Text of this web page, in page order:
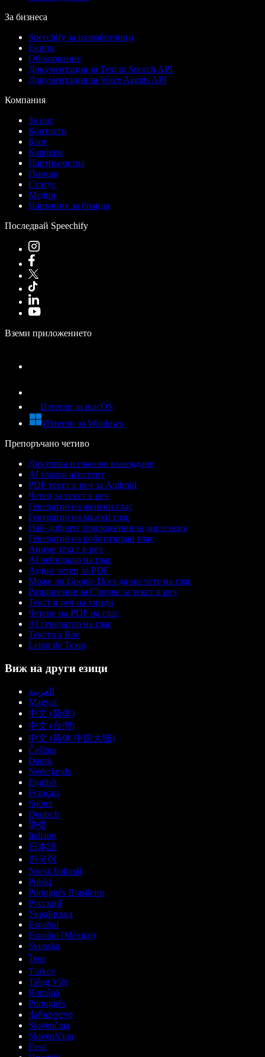
За бизнеса
Speechify за разработчици
Екипи
Образование
Документация за Text to Speech API
Документация за Voice Agents API
Компания
За нас
Контакти
Блог
Кариери
Партньорства
Помощ
Статус
Медии
Наръчник за бранда
Последвай Speechify
Вземи приложението
Изтегли за macOS
Изтегли за Windows
Препоръчано четиво
Диктовка и гласово въвеждане
AI гласов асистент
PDF текст в реч за Android
Четец за текст в реч
Генератор на женски глас
Генератор на мъжки глас
Най-добрите приложения за дислексия
Генератор на роботизиран глас
Аниме текст в реч
AI чейнджър на глас
Аудио четец за PDF
Може ли Google Docs да ми чете на глас
Разширение за Chrome за текст в реч
Текст в реч на хинди
Четене на PDF на глас
AI генератор на глас
Тексто а Вос
Leitor de Texto
Виж на други езици
العربية
Magyar
中文 (简体)
中文 (台灣)
中文 (简体 中国大陆)
Čeština
Dansk
Nederlands
English
Français
Suomi
Deutsch
हिन्दी
Italiano
日本語
한국어
Norsk bokmål
Polski
Português Brasileiro
Русский
Українська
Español
Español (México)
Svenska
ไทย
Türkçe
Tiếng Việt
Română
Português
ქართული
Slovenčina
Slovenščina
Eesti